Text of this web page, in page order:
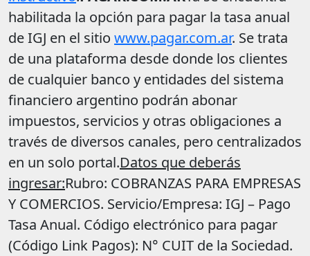
habilitada la opción para pagar la tasa anual
de IGJ en el sitio www.pagar.com.ar. Se trata
de una plataforma desde donde los clientes
de cualquier banco y entidades del sistema
financiero argentino podrán abonar
impuestos, servicios y otras obligaciones a
través de diversos canales, pero centralizados
en un solo portal.Datos que deberás
ingresar:Rubro: COBRANZAS PARA EMPRESAS
Y COMERCIOS. Servicio/Empresa: IGJ – Pago
Tasa Anual. Código electrónico para pagar
(Código Link Pagos): N° CUIT de la Sociedad.